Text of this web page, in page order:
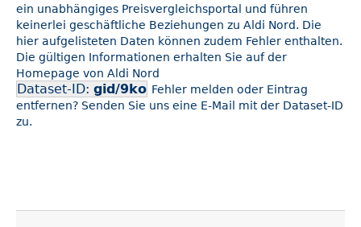
ein unabhängiges Preisvergleichsportal und führen
keinerlei geschäftliche Beziehungen zu Aldi Nord. Die
hier aufgelisteten Daten können zudem Fehler enthalten.
Die gültigen Informationen erhalten Sie auf der
Homepage von Aldi Nord
Dataset-ID: gid/9ko Fehler melden oder Eintrag
entfernen? Senden Sie uns eine E-Mail mit der Dataset-ID
zu.